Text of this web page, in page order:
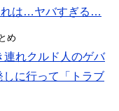
れは…ヤバすぎる…
め
連れクルド人のゲバ
に行って「トラブ